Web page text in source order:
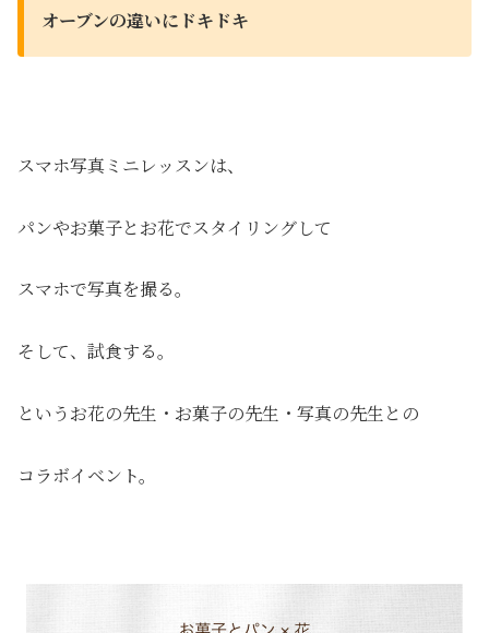
オーブンの違いにドキドキ
スマホ写真ミニレッスンは、
パンやお菓子とお花でスタイリングして
スマホで写真を撮る。
そして、試食する。
というお花の先生・お菓子の先生・写真の先生との
コラボイベント。